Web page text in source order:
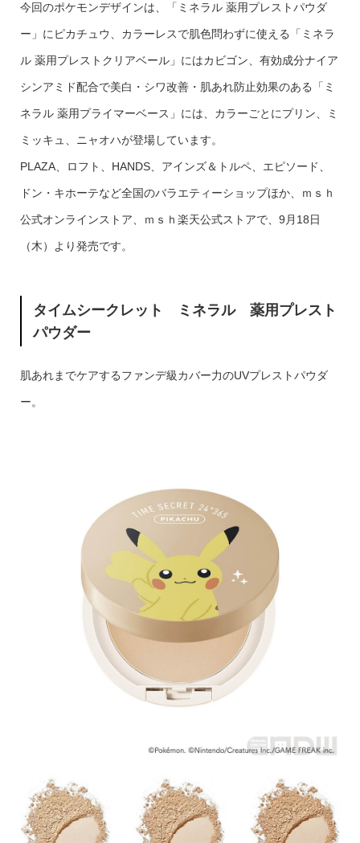
今回のポケモンデザインは、「ミネラル 薬用プレストパウダ
ー」にピカチュウ、カラーレスで肌色問わずに使える「ミネラ
ル 薬用プレストクリアベール」にはカビゴン、有効成分ナイア
シンアミド配合で美白・シワ改善・肌あれ防止効果のある「ミ
ネラル 薬用プライマーベース」には、カラーごとにプリン、ミ
ミッキュ、ニャオハが登場しています。
PLAZA、ロフト、HANDS、アインズ＆トルペ、エピソード、
ドン・キホーテなど全国のバラエティーショップほか、ｍｓｈ
公式オンラインストア、ｍｓｈ楽天公式ストアで、9月18日
（木）より発売です。
タイムシークレット ミネラル 薬用プレスト
パウダー
肌あれまでケアするファンデ級カバー力のUVプレストパウダ
ー。